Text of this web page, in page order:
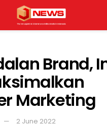
Brand,
Marketing
2 June 2022